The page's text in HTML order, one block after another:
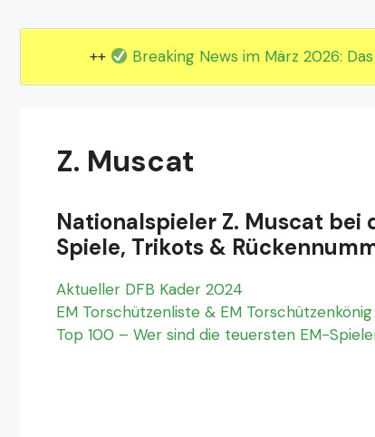
++ Breaking News im März 2026:
Z. Muscat
Nationalspieler Z. Muscat bei
Spiele, Trikots &
Aktueller DFB Kader 2024
EM Torschützenliste & EM
Top 100 – Wer sind die teuersten EM-